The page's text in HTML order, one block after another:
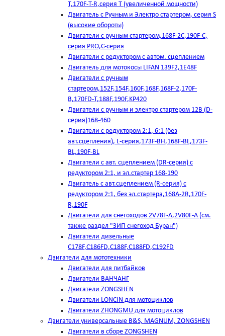
T,170F-T-R,серия Т (увеличенной мощности)
Двигатель с Ручным и Электро стартером, серия S
(высокие обороты)
Двигатели с ручным стартером,168F-2C,190F-C,
серия PRO,C-серия
Двигатели с редуктором с автом. сцеплением
Двигатель для мотокосы LIFAN 139F2,1E48F
Двигатели с ручным
стартером,152F,154F,160F,168F,168F-2,170F-
B,170FD-T,188F,190F,KP420
Двигатели с ручным и электро стартером 12В (D-
серия)168-460
Двигатели с редуктором 2:1, 6:1 (без
авт.сцепления), L-серия,173F-BH,168F-BL,173F-
BL,190F-BL
Двигатели с авт. сцеплением (DR-серия) с
редуктором 2:1, и эл.стартер 168-190
Двигатель с авт.сцеплением (R-серия) с
редуктором 2:1, без эл.стартера,168А-2R,170F-
R,190F
Двигатели для снегоходов 2V78F-A,2V80F-A (см.
также раздел "ЗИП снегоход Буран")
Двигатели дизельные
C178F,С186FD,C188F,C188FD,C192FD
Двигатели для мототехники
Двигатели для питбайков
Двигатели ВАНЧАНГ
Двигатели ZONGSHEN
Двигатели LONCIN для мотоциклов
Двигатели ZHONGMU для мотоциклов
Двигатели универсальные B&S, MAGNUM, ZONGSHEN
Двигатели в сборе ZONGSHEN